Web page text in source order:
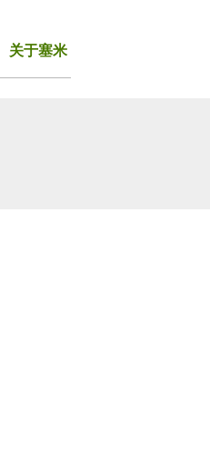
关于塞米